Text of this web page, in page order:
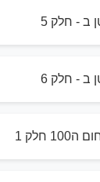
ב - חלק 5
ב - חלק 6
חלק 1